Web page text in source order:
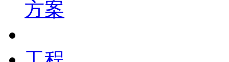
方案